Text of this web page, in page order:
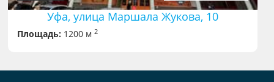
Уфа, улица Маршала Жукова, 10
Площадь: 1200 м2